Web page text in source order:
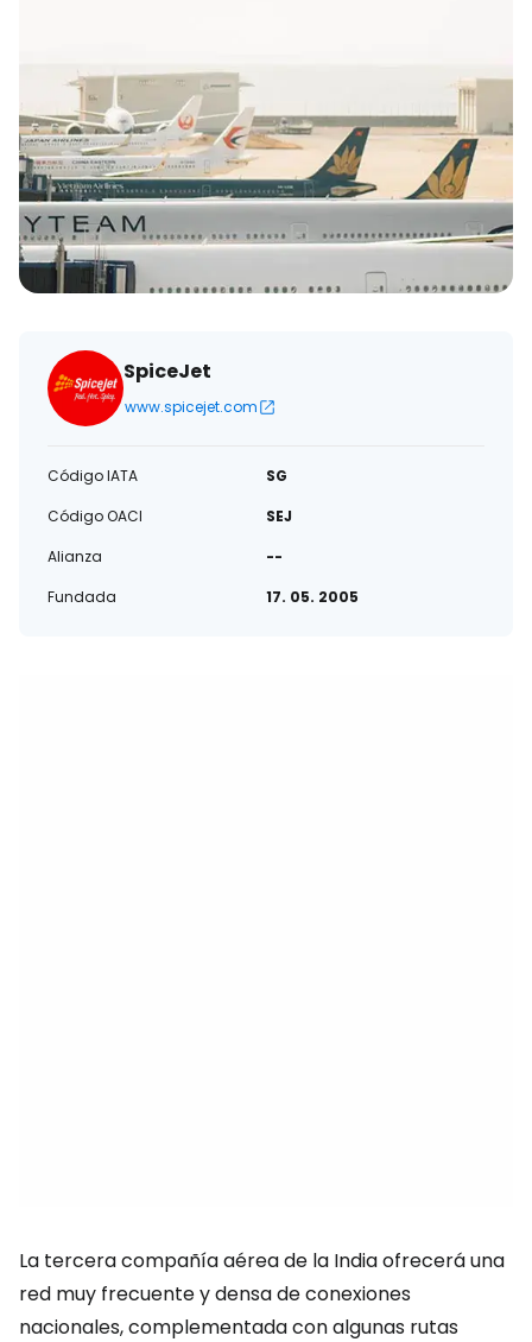
SpiceJet
www.spicejet.com
Código IATA
SG
Código OACI
SEJ
Alianza
--
Fundada
17. 05. 2005
La tercera compañía aérea de la India ofrecerá una
red muy frecuente y densa de conexiones
nacionales, complementada con algunas rutas